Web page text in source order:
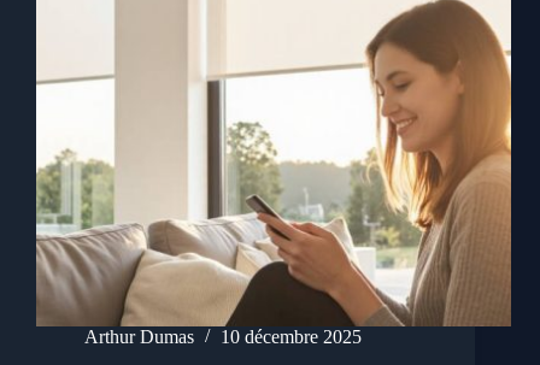
Arthur Dumas 10 décembre 2025